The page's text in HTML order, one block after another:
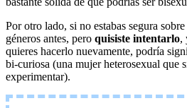
Por otro lado, si no estabas segura
géneros antes, pero quisiste intentarlo,
quieres hacerlo nuevamente, podría
bi-curiosa (una mujer heterosexual que
experimentar).